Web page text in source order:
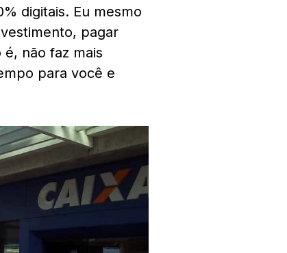
digitais. Eu mesmo
pagar
não faz mais
para você e